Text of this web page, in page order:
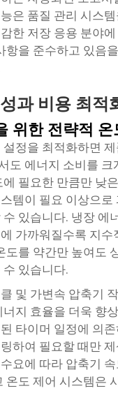
은 품질 관리 시스
한 저장 응용 분야
항을 준수하고 있음
과 비용 최적
위한 전략적 온
설정을 최적화하면
도 에너지 소비를 크
필요한 만큼만 낮
템이 필요 이상으로
있습니다. 냉장 에
가까워질수록 지수
도를 약간만 높여도
있습니다.
및 가변속 압축기
지 효율을 더욱 향
타이머 일정에 의
하여 필요할 때만
요에 따라 압축기
온도 제어 시스템은